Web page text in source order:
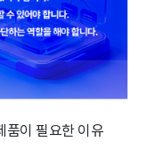
품이 필요한 이유